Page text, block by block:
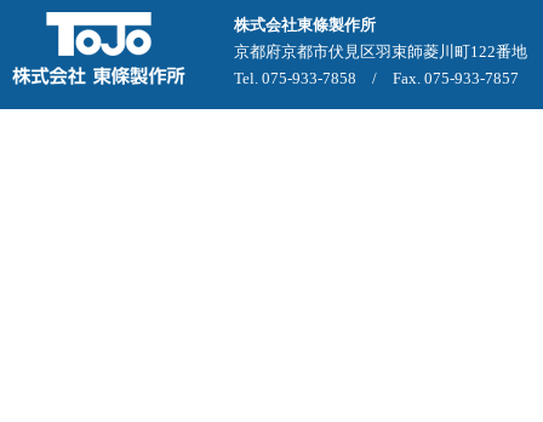
株式会社東條製作所
京都府京都市伏見区羽束師菱川町122番地
Tel. 075-933-7858 / Fax. 075-933-7857